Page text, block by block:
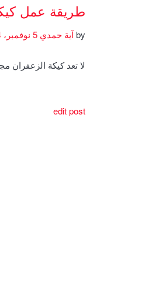
طريقة عمل
byآية حمدي
لا تعد كيكة
edit post